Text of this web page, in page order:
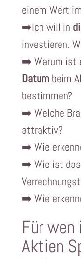
einem Wert
➡️Ich will in
investieren.
➡️ Warum ist
Datumbeim
bestimmen?
➡️ Welche
attraktiv?
➡️ Wie
➡️ Wie ist das
➡️ Wie
Für
Aktien